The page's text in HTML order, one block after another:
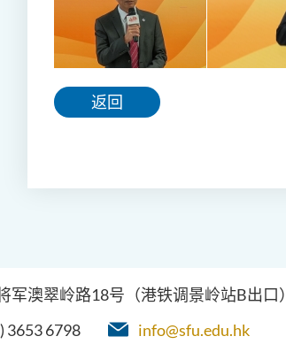
返回
军澳翠岭路18号（港铁调景岭站B出口）
3653 6798 info@sfu.edu.hk